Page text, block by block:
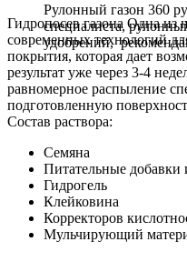
Рулонный газон 360
специалиста,
удобрений,
Гидропосев газона Одна из
современных технологий
покрытия, которая дает
результат уже через 3-4
равномерное распыление
подготовленную
Состав раствора:
Семяна
Питательные
Гидрогель
Клейковина
Корректоров
Мульчирующий